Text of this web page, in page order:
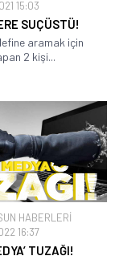
15:03
SUÇÜSTÜ!
aramak için
2 kişi...
HABERLERİ
16:37
TUZAĞI!